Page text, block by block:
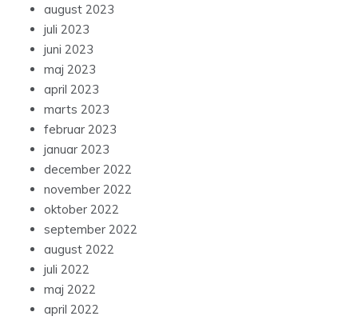
august 2023
juli 2023
juni 2023
maj 2023
april 2023
marts 2023
februar 2023
januar 2023
december 2022
november 2022
oktober 2022
september 2022
august 2022
juli 2022
maj 2022
april 2022